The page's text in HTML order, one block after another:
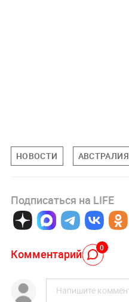
НОВОСТИ АВСТРАЛИЯ
Подписаться на LIFE
Комментарий 0